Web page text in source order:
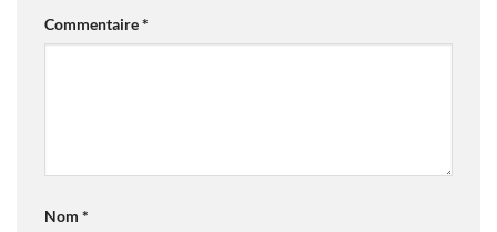
Commentaire*
Nom *